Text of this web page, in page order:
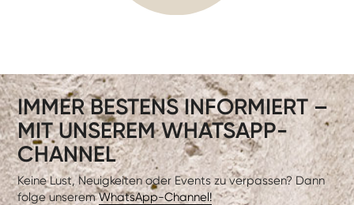
IMMER BESTENS INFORMIERT –
MIT UNSEREM WHATSAPP-
CHANNEL
Keine Lust, Neuigkeiten oder Events zu verpassen? Dann
folge unseremWhatsApp-Channel!